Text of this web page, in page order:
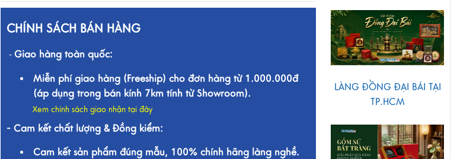
CHÍNH SÁCH BÁN HÀNG
- Giao hàng toàn quốc:
Miễn phí giao hàng (Freeship) cho đơn hàng từ 1.000.000đ
(áp dụng trong bán kính 7km tính từ Showroom).
Xem chính sách giao nhận tại đây
- Cam kết chất lượng & Đồng kiểm:
Cam kết sản phẩm đúng mẫu, 100% chính hãng làng nghề.
LÀNG ĐỒNG ĐẠI BÁI TẠI
TP.HCM